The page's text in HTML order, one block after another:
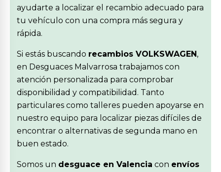
ayudarte a localizar el recambio adecuado para
tu vehículo con una compra más segura y
rápida.
Si estás buscando recambios VOLKSWAGEN,
en Desguaces Malvarrosa trabajamos con
atención personalizada para comprobar
disponibilidad y compatibilidad. Tanto
particulares como talleres pueden apoyarse en
nuestro equipo para localizar piezas difíciles de
encontrar o alternativas de segunda mano en
buen estado.
Somos un desguace en Valencia con envíos